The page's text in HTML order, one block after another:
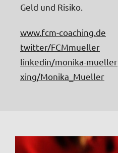
Geld und Risiko.
www.fcm-coaching.de
twitter/FCMmueller
linkedin/monika-mueller
xing/Monika_Mueller